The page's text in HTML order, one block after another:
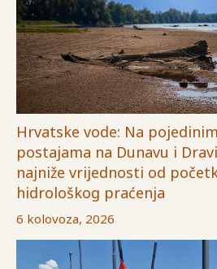
Hrvatske vode: Na
postajama na Dunavu i
najniže vrijednosti od
hidrološkog praćenja
6 kolovoza, 2026